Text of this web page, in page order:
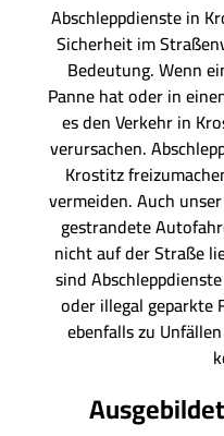
Abschleppdienste in
Sicherheit im
Bedeutung. Wenn
Panne hat oder in
es den Verkehr in
verursachen.
Krostitz
vermeiden. Auch
gestrandete
nicht auf der Straße
sind
oder illegal geparkte
ebenfalls zu